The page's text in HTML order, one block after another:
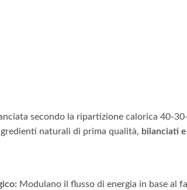
secondo la ripartizione calorica 40-
naturali di prima qualità, bilanciati
Modulano il flusso di energia in base al